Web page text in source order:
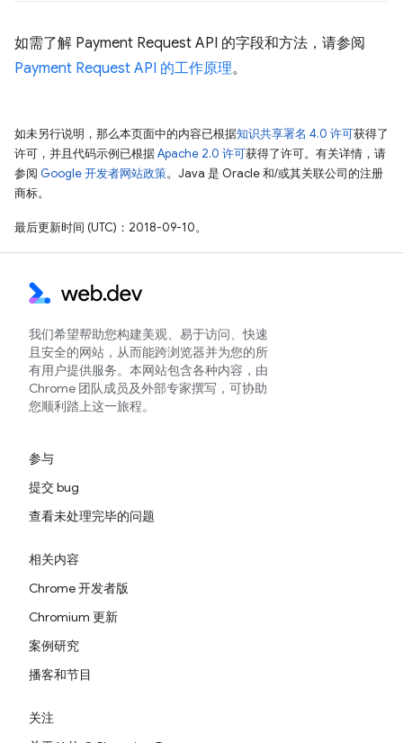
如需了解 Payment Request API 的字段和方法，请参阅
Payment Request API 的工作原理。
如未另行说明，那么本页面中的内容已根据知识共享署名 4.0 许可获得了
许可，并且代码示例已根据Apache 2.0 许可获得了许可。有关详情，请
参阅 Google 开发者网站政策。Java 是 Oracle 和/或其关联公司的注册
商标。
最后更新时间 (UTC)：2018-09-10。
我们希望帮助您构建美观、易于访问、快速
且安全的网站，从而能跨浏览器并为您的所
有用户提供服务。本网站包含各种内容，由
Chrome 团队成员及外部专家撰写，可协助
您顺利踏上这一旅程。
参与
提交 bug
查看未处理完毕的问题
相关内容
Chrome 开发者版
Chromium 更新
案例研究
播客和节目
关注